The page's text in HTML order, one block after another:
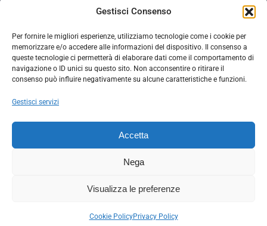
Gestisci Consenso
Per fornire le migliori esperienze, utilizziamo tecnologie come i cookie per
memorizzare e/o accedere alle informazioni del dispositivo. Il consenso a
queste tecnologie ci permetterà di elaborare dati come il comportamento di
navigazione o ID unici su questo sito. Non acconsentire o ritirare il
consenso può influire negativamente su alcune caratteristiche e funzioni.
Gestisci servizi
Accetta
Nega
Visualizza le preferenze
Cookie PolicyPrivacy Policy
Privacy Policy Cookie Policy
La Società ha nominato il Responsabile della Protezione dei Dati Personali (DPO), figura specializzata che vigila sulle modalità
adottate dalla nostra Società per tutelare i Suoi dati personali.
Per contattare il DPO può scrivere a
La Società ha inoltre adottato un proprio Codice Etico, consultabile al seguente link:
Scarica il Codice Etico
Copyright © 2024 – S.S. JUVE STABIA 1907 | P.IVA: 04246411211 | Tutti i diritti sono riservati | Made with